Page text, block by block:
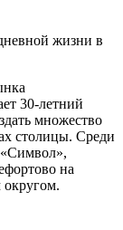
жизни в
30-летний
множество
столицы. Среди
на